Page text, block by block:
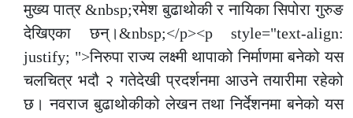
मुख्य पात्र &nbsp;रमेश बुढाथोकी र नायिका सिपोरा गुरुङ
देखिएका छन्।&nbsp;</p><p style="text-align:
justify; ">निरुपा राज्य लक्ष्मी थापाको निर्माणमा बनेको यस
चलचित्र भदौ २ गतेदेखी प्रदर्शनमा आउने तयारीमा रहेको
छ। नवराज बुढाथोकीको लेखन तथा निर्देशनमा बनेको यस